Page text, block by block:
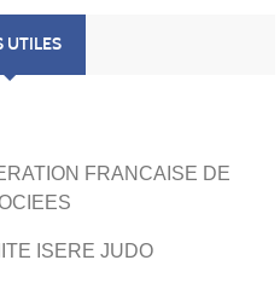
UTILES
FRANCAISE DE
ISERE JUDO